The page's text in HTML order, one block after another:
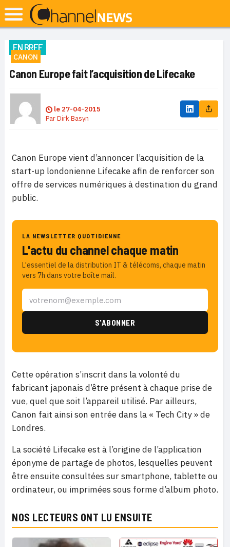
EN BREF
CANON
Canon Europe fait l’acquisition de Lifecake
le 27-04-2015
ParDirk Basyn
Canon Europe vient d’annoncer l’acquisition de la
start-up londonienne Lifecake afin de renforcer son
offre de services numériques à destination du grand
public.
LA NEWSLETTER QUOTIDIENNE
L'actu du channel chaque matin
L'essentiel de la distribution IT & télécoms, chaque matin
vers 7h dans votre boîte mail.
Cette opération s’inscrit dans la volonté du
fabricant japonais d’être présent à chaque prise de
vue, quel que soit l’appareil utilisé. Par ailleurs,
Canon fait ainsi son entrée dans la « Tech City » de
Londres.
La société Lifecake est à l’origine de l’application
éponyme de partage de photos, lesquelles peuvent
être ensuite consultées sur smartphone, tablette ou
ordinateur, ou imprimées sous forme d’album photo.
NOS LECTEURS ONT LU ENSUITE